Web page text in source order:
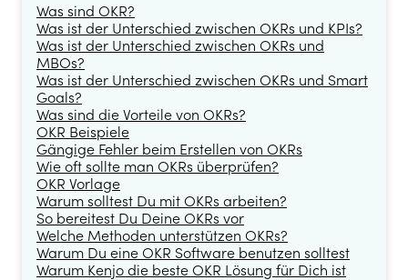
Was sind OKR?
Was ist der Unterschied zwischen OKRs und KPIs?
Was ist der Unterschied zwischen OKRs und
MBOs?
Was ist der Unterschied zwischen OKRs und Smart
Goals?
Was sind die Vorteile von OKRs?
OKR Beispiele
Gängige Fehler beim Erstellen von OKRs
Wie oft sollte man OKRs überprüfen?
OKR Vorlage
Warum solltest Du mit OKRs arbeiten?
So bereitest Du Deine OKRs vor
Welche Methoden unterstützen OKRs?
Warum Du eine OKR Software benutzen solltest
Warum Kenjo die beste OKR Lösung für Dich ist